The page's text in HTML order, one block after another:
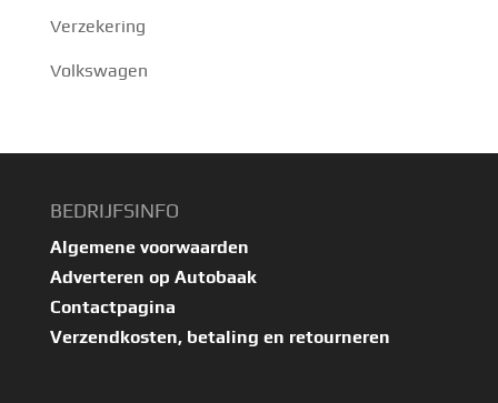
Verzekering
Volkswagen
BEDRIJFSINFO
Algemene voorwaarden
Adverteren op Autobaak
Contactpagina
Verzendkosten, betaling en retourneren